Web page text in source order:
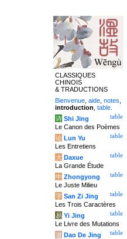
CLASSIQUES
CHINOIS
& TRADUCTIONS
Bienvenue aide notes
introduction table
table
诗 Shi Jing
Le Canon des Poèmes
table
论 Lun Yu
Les Entretiens
table
大 Daxue
La Grande Étude
table
中 Zhongyong
Le Juste Milieu
table
字 San Zi Jing
Les Trois Caractères
table
易 Yi Jing
Le Livre des Mutations
table
道 Dao De Jing